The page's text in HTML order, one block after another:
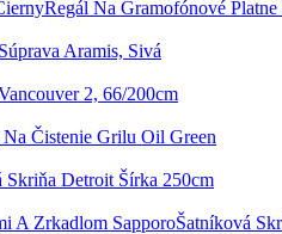
Regál Na Gramofónové
Aramis, Sivá
2, 66/200cm
Čistenie Grilu Oil Green
Skriňa Detroit Šírka 250cm
Šatníková